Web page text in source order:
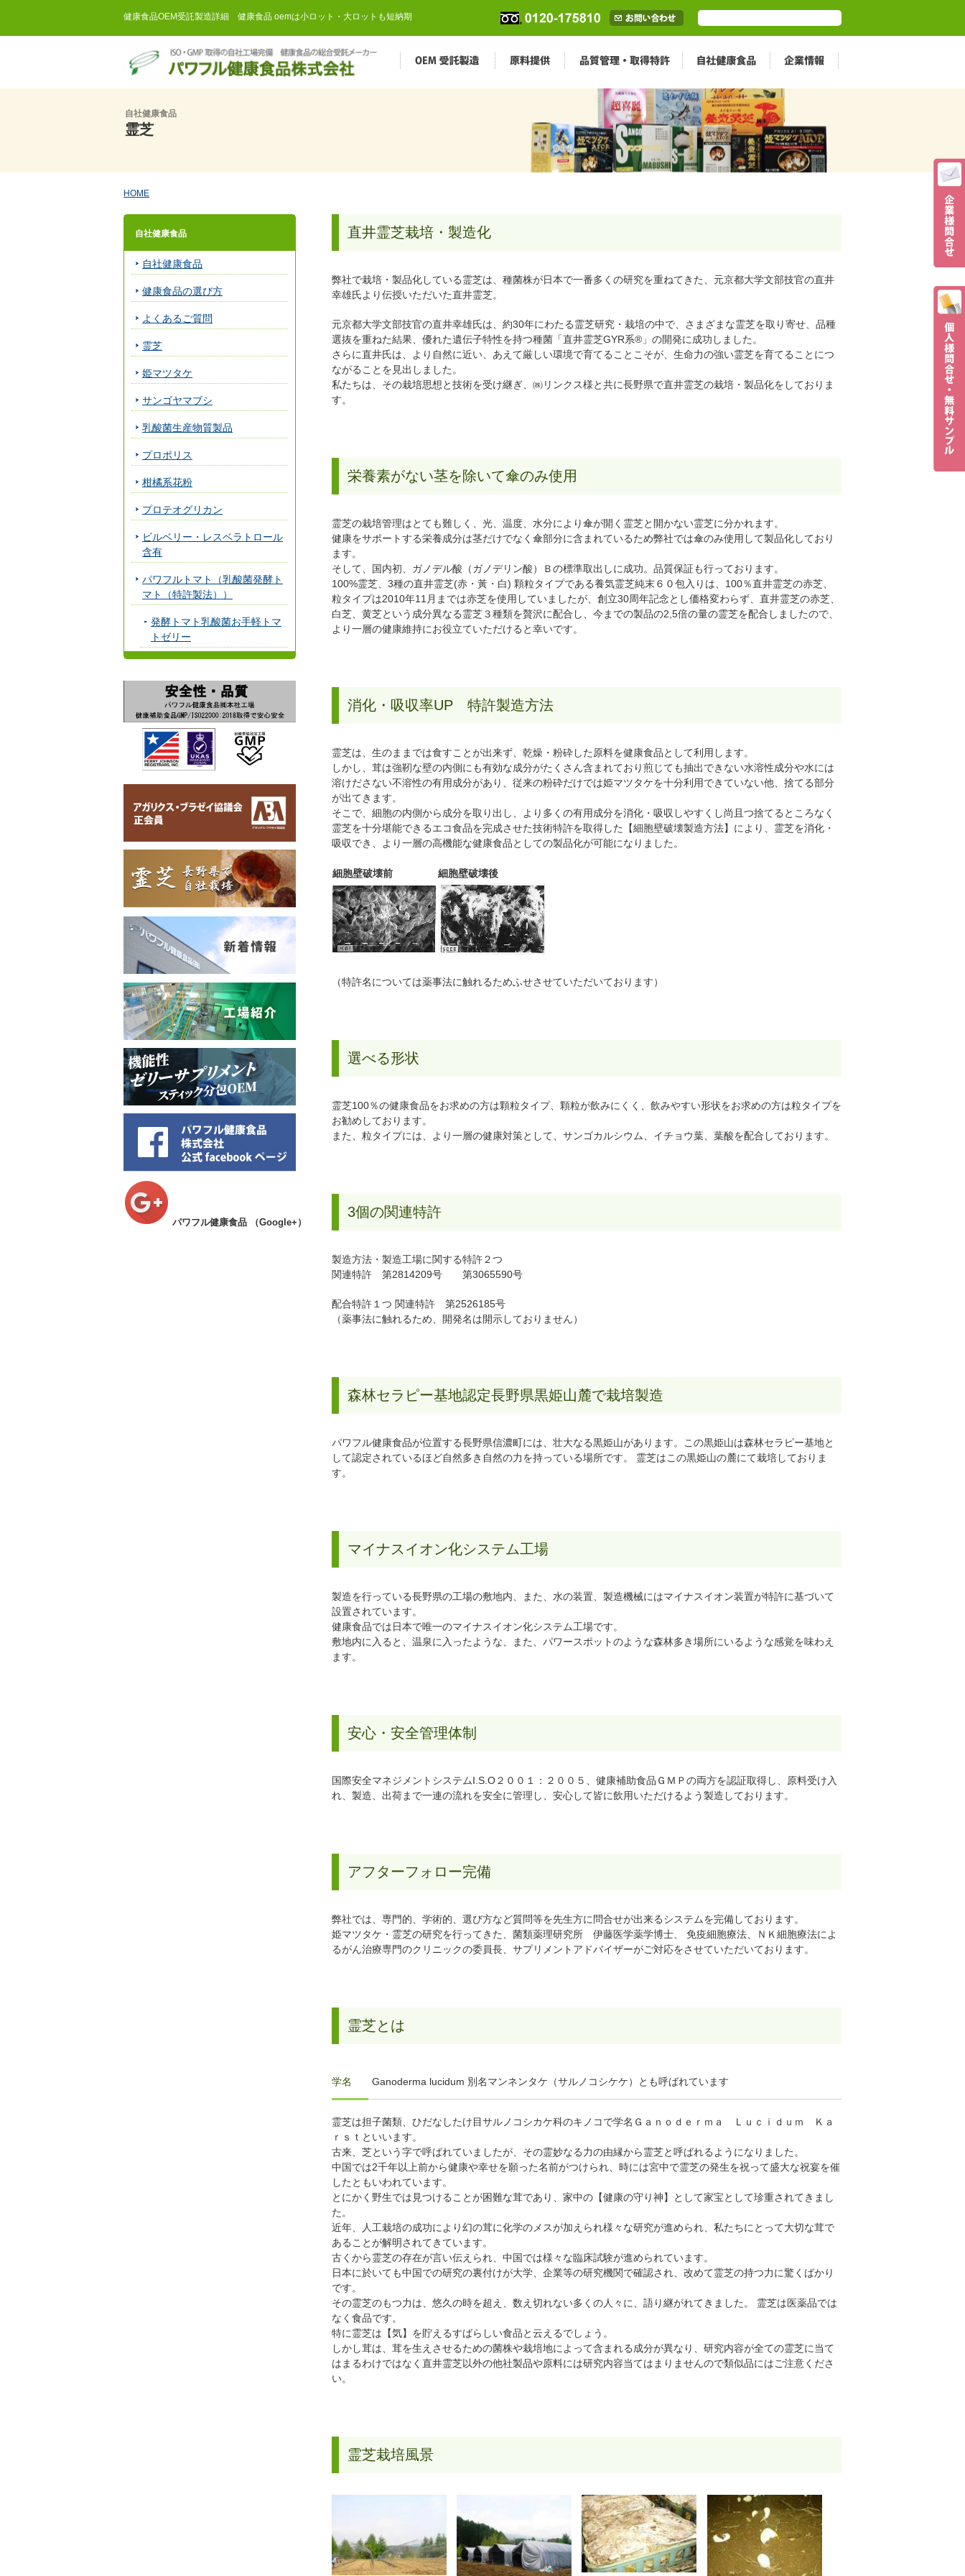
健康食品OEM受託製造詳細 健康食品 oemは小ロット・大ロットも短納期
自社健康食品
霊芝
HOME
直井霊芝栽培・製造化
弊社で栽培・製品化している霊芝は、種菌株が日本で一番多くの研究を重ねてきた、元京都大学文部技官の直井
幸雄氏より伝授いただいた直井霊芝。
元京都大学文部技官の直井幸雄氏は、約30年にわたる霊芝研究・栽培の中で、さまざまな霊芝を取り寄せ、品種
選抜を重ねた結果、優れた遺伝子特性を持つ種菌「直井霊芝GYR系®」の開発に成功しました。
さらに直井氏は、より自然に近い、あえて厳しい環境で育てることこそが、生命力の強い霊芝を育てることにつ
ながることを見出しました。
私たちは、その栽培思想と技術を受け継ぎ、㈱リンクス様と共に長野県で直井霊芝の栽培・製品化をしておりま
す。
栄養素がない茎を除いて傘のみ使用
霊芝の栽培管理はとても難しく、光、温度、水分により傘が開く霊芝と開かない霊芝に分かれます。
健康をサポートする栄養成分は茎だけでなく傘部分に含まれているため弊社では傘のみ使用して製品化しており
ます。
そして、国内初、ガノデル酸（ガノデリン酸）Ｂの標準取出しに成功。品質保証も行っております。
100%霊芝、3種の直井霊芝(赤・黃・白) 顆粒タイプである養気霊芝純末６０包入りは、100％直井霊芝の赤芝、
粒タイプは2010年11月までは赤芝を使用していましたが、創立30周年記念とし価格変わらず、直井霊芝の赤芝、
白芝、黄芝という成分異なる霊芝３種類を贅沢に配合し、今までの製品の2,5倍の量の霊芝を配合しましたので、
より一層の健康維持にお役立ていただけると幸いです。
消化・吸収率UP 特許製造方法
霊芝は、生のままでは食すことが出来ず、乾燥・粉砕した原料を健康食品として利用します。
しかし、茸は強靭な壁の内側にも有効な成分がたくさん含まれており煎じても抽出できない水溶性成分や水には
溶けださない不溶性の有用成分があり、従来の粉砕だけでは姫マツタケを十分利用できていない他、捨てる部分
が出てきます。
そこで、細胞の内側から成分を取り出し、より多くの有用成分を消化・吸収しやすくし尚且つ捨てるところなく
霊芝を十分堪能できるエコ食品を完成させた技術特許を取得した【細胞壁破壊製造方法】により、霊芝を消化・
吸収でき、より一層の高機能な健康食品としての製品化が可能になりました。
細胞壁破壊前 細胞壁破壊後
（特許名については薬事法に触れるためふせさせていただいております）
選べる形状
霊芝100％の健康食品をお求めの方は顆粒タイプ、顆粒が飲みにくく、飲みやすい形状をお求めの方は粒タイプを
お勧めしております。
また、粒タイプには、より一層の健康対策として、サンゴカルシウム、イチョウ葉、葉酸を配合しております。
3個の関連特許
製造方法・製造工場に関する特許２つ
関連特許 第2814209号 第3065590号
配合特許１つ 関連特許 第2526185号
（薬事法に触れるため、開発名は開示しておりません）
森林セラピー基地認定長野県黒姫山麓で栽培製造
パワフル健康食品が位置する長野県信濃町には、壮大なる黒姫山があります。この黒姫山は森林セラピー基地と
して認定されているほど自然多き自然の力を持っている場所です。 霊芝はこの黒姫山の麓にて栽培しておりま
す。
マイナスイオン化システム工場
製造を行っている長野県の工場の敷地内、また、水の装置、製造機械にはマイナスイオン装置が特許に基づいて
設置されています。
健康食品では日本で唯一のマイナスイオン化システム工場です。
敷地内に入ると、温泉に入ったような、また、パワースポットのような森林多き場所にいるような感覚を味わえ
ます。
安心・安全管理体制
国際安全マネジメントシステムI.S.O２００１：２００５、健康補助食品ＧＭＰの両方を認証取得し、原料受け入
れ、製造、出荷まで一連の流れを安全に管理し、安心して皆に飲用いただけるよう製造しております。
アフターフォロー完備
弊社では、専門的、学術的、選び方など質問等を先生方に問合せが出来るシステムを完備しております。
姫マツタケ・霊芝の研究を行ってきた、菌類薬理研究所 伊藤医学薬学博士、 免疫細胞療法、ＮＫ細胞療法によ
るがん治療専門のクリニックの委員長、サプリメントアドバイザーがご対応をさせていただいております。
霊芝とは
学名 Ganoderma lucidum 別名マンネンタケ（サルノコシケケ）とも呼ばれています
霊芝は担子菌類、ひだなしたけ目サルノコシカケ科のキノコで学名Ｇａｎｏｄｅｒｍａ Ｌｕｃｉｄｕｍ Ｋａ
ｒｓｔといいます。
古来、芝という字で呼ばれていましたが、その霊妙なる力の由縁から霊芝と呼ばれるようになりました。
中国では2千年以上前から健康や幸せを願った名前がつけられ、時には宮中で霊芝の発生を祝って盛大な祝宴を催
したともいわれています。
とにかく野生では見つけることが困難な茸であり、家中の【健康の守り神】として家宝として珍重されてきまし
た。
近年、人工栽培の成功により幻の茸に化学のメスが加えられ様々な研究が進められ、私たちにとって大切な茸で
あることが解明されてきています。
古くから霊芝の存在が言い伝えられ、中国では様々な臨床試験が進められています。
日本に於いても中国での研究の裏付けが大学、企業等の研究機関で確認され、改めて霊芝の持つ力に驚くばかり
です。
その霊芝のもつ力は、悠久の時を超え、数え切れない多くの人々に、語り継がれてきました。 霊芝は医薬品では
なく食品です。
特に霊芝は【気】を貯えるすばらしい食品と云えるでしょう。
しかし茸は、茸を生えさせるための菌株や栽培地によって含まれる成分が異なり、研究内容が全ての霊芝に当て
はまるわけではなく直井霊芝以外の他社製品や原料には研究内容当てはまりませんので類似品にはご注意くださ
い。
霊芝栽培風景
自社健康食品
自社健康食品
健康食品の選び方
よくあるご質問
霊芝
姫マツタケ
サンゴヤマブシ
乳酸菌生産物質製品
プロポリス
柑橘系花粉
プロテオグリカン
ビルベリー・レスベラトロール
含有
パワフルトマト（乳酸菌発酵ト
マト（特許製法））
発酵トマト乳酸菌お手軽トマ
トゼリー
パワフル健康食品 （Google+）